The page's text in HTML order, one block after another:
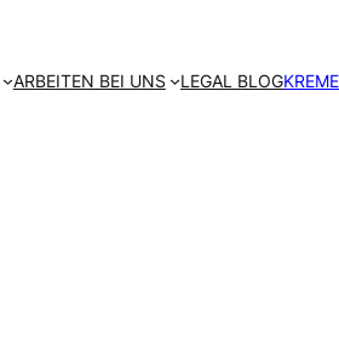
ARBEITEN BEI UNS LEGAL BLOG